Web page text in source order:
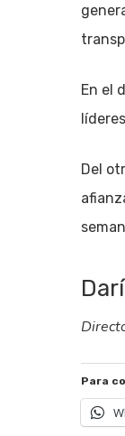
En el
Del
Para